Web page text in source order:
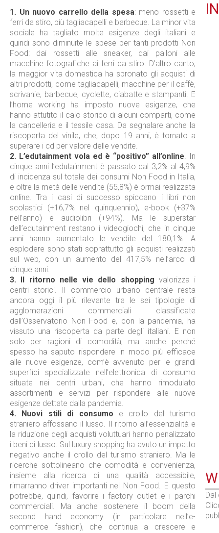
1. Un nuovo carrello della spesa: meno rossetti e
ferri da stiro, più tagliacapelli e barbecue. La minor vita
sociale ha tagliato molte esigenze degli italiani e
quindi sono diminuite le spese per tanti prodotti Non
Food: dai rossetti alle sneaker, dai palloni alle
macchine fotografiche ai ferri da stiro. D’altro canto,
la maggior vita domestica ha spronato gli acquisti di
altri prodotti, come tagliacapelli, macchine per il caffè,
scrivanie, barbecue, cyclette, ciabatte e stampanti. E
l’home working ha imposto nuove esigenze, che
hanno attutito il calo storico di alcuni comparti, come
la cancelleria e il tessile casa. Da segnalare anche la
riscoperta del vinile, che, dopo 19 anni, è tornato a
superare i cd per valore delle vendite.
2. L’edutainment vola ed è “positivo” all’online . In
cinque anni l’edutainment è passato dal 3,2% al 4,9%
di incidenza sul totale dei consumi Non Food in Italia,
e oltre la metà delle vendite (55,8%) è ormai realizzata
online. Tra i casi di successo spiccano i libri non
scolastici (+16,7% nel quinquennio), e-book (+37%
nell’anno) e audiolibri (+94%). Ma le superstar
dell’edutainment restano i videogiochi, che in cinque
anni hanno aumentato le vendite del 180,1%. A
esplodere sono stati soprattutto gli acquisti realizzati
sul web, con un aumento del 417,5% nell’arco di
cinque anni.
3. Il ritorno nelle vie dello shopping valorizza i
centri storici. Il commercio urbano centrale resta
ancora oggi il più rilevante tra le sei tipologie di
agglomerazioni commerciali classificate
dall’Osservatorio Non Food e, con la pandemia, ha
vissuto una riscoperta da parte degli italiani. E non
solo per ragioni di comodità, ma anche perché
spesso ha saputo rispondere in modo più efficace
alle nuove esigenze, com’è avvenuto per le grandi
superfici specializzate nell’elettronica di consumo
situate nei centri urbani, che hanno rimodulato
assortimenti e servizi per rispondere alle nuove
esigenze dettate dalla pandemia.
4.
Nuovi stili di consumo e crollo del turismo
straniero affossano il lusso. Il ritorno all’essenzialità e
la riduzione degli acquisti voluttuari hanno penalizzato
i beni di lusso. Sul luxury shopping ha avuto un impatto
negativo anche il crollo del turismo straniero. Ma le
ricerche sottolineano che comodità e convenienza,
insieme alla ricerca di una qualità accessibile,
rimarranno driver importanti nel Non Food. E questo
potrebbe, quindi, favorire i factory outlet e i parchi
commerciali. Ma anche sostenere il boom della
second hand economy (in particolare nell’e-
commerce fashion), che continua a crescere e
IN